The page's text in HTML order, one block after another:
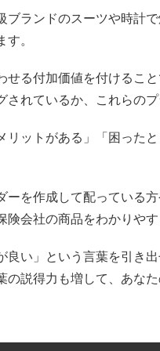
ランドのスーツや時計
。
る付加価値を付けるこ
れているか、これらの
ットがある」「困った
を作成して配っている
会社の商品をわかりや
い」という言葉を引き
説得力も増して、あな